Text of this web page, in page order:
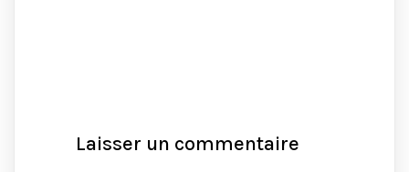
Laisser un commentaire